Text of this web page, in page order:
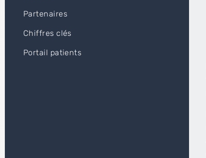
Partenaires
Chiffres clés
Portail patients